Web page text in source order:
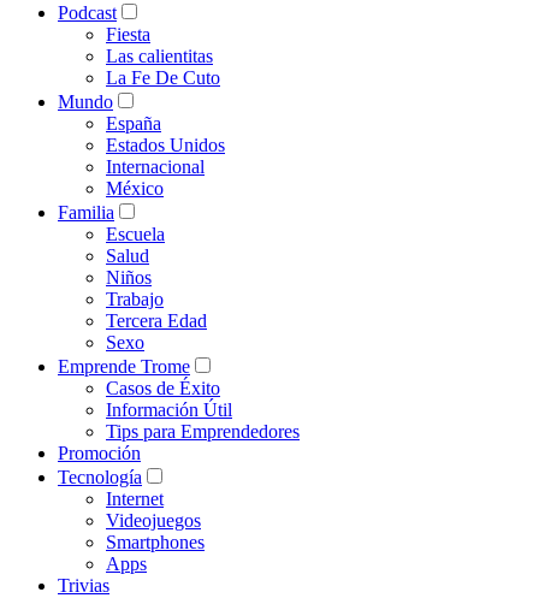
Podcast
Fiesta
Las calientitas
La Fe De Cuto
Mundo
España
Estados Unidos
Internacional
México
Familia
Escuela
Salud
Niños
Trabajo
Tercera Edad
Sexo
Emprende Trome
Casos de Éxito
Información Útil
Tips para Emprendedores
Promoción
Tecnología
Internet
Videojuegos
Smartphones
Apps
Trivias